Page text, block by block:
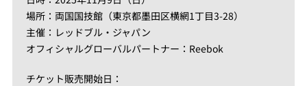
場所：両国国技館（東京都墨田区横網1丁目3-28）
主催：レッドブル・ジャパン
オフィシャルグローバルパートナー：Reebok
チケット販売開始日：